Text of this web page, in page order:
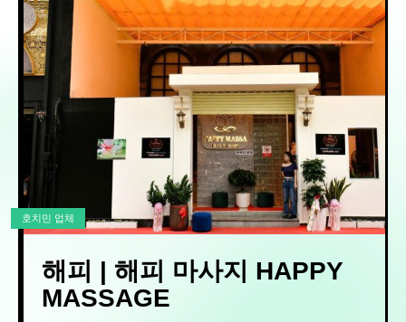
호치민 업체
해피 | 해피 마사지 HAPPY
MASSAGE